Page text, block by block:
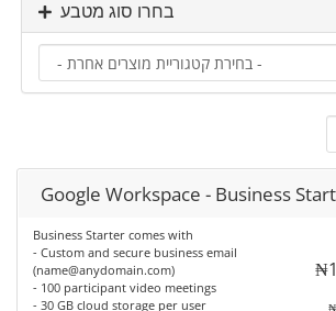
בחרו סוג מטבע
Google Workspace - Business
Business Starter comes with
- Custom and secure business email
(name@anydomain.com)
- 100 participant video meetings
- 30 GB cloud storage per user